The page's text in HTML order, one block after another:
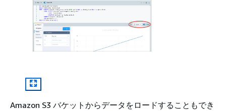
Amazon S3 バケットからデータをロードすることもでき